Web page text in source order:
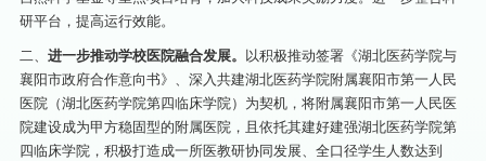
研平台，提高运行效能。
二、 进一步推动学校医院融合发展。
以积极推动签署《湖北医药学院与
襄阳市政府合作意向书》、深入共建湖北医药学院附属襄阳市第一人民
医院（湖北医药学院第四临床学院）为契机，将附属襄阳市第一人民医
院建设成为甲方稳固型的附属医院，且依托其建好建强湖北医药学院第
四临床学院，积极打造成一所医教研协同发展、全口径学生人数达到